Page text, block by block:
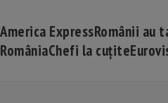
America ExpressRomânii au
RomâniaChefi la cuțite